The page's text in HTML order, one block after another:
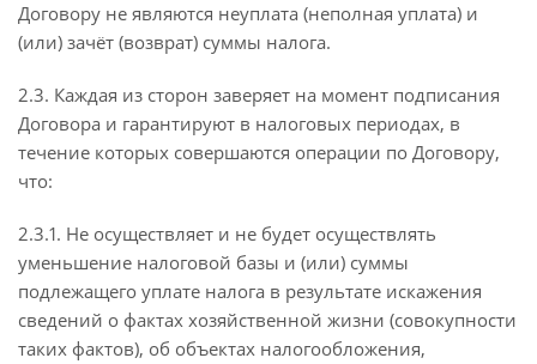
Договору не являются неуплата (неполная уплата) и
(или) зачёт (возврат) суммы налога.
2.3. Каждая из сторон заверяет на момент подписания
Договора и гарантируют в налоговых периодах, в
течение которых совершаются операции по Договору,
что:
2.3.1. Не осуществляет и не будет осуществлять
уменьшение налоговой базы и (или) суммы
подлежащего уплате налога в результате искажения
сведений о фактах хозяйственной жизни (совокупности
таких фактов), об объектах налогообложения,